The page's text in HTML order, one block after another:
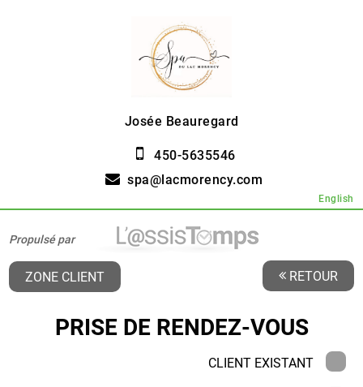
Josée Beauregard
450-5635546
spa@lacmorency.com
English
Propulsé par
RETOUR
ZONE CLIENT
PRISE DE RENDEZ-VOUS
CLIENT EXISTANT